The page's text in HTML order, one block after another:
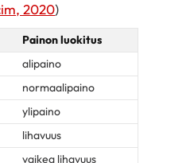
2020)
Painon luokitus
alipaino
normaalipaino
ylipaino
lihavuus
vaikea lihavuus